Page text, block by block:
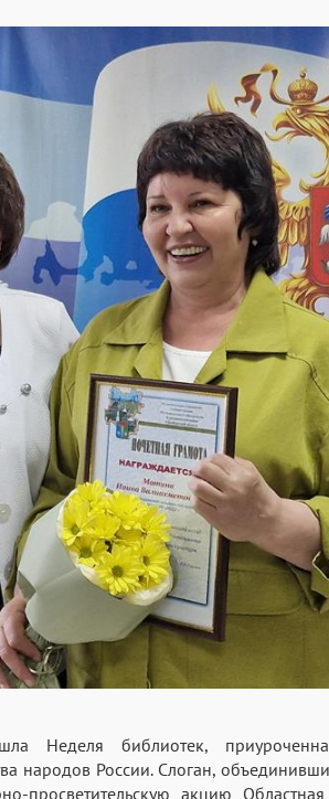
библиотек,
народов России. Слоган,
просветительскую акцию